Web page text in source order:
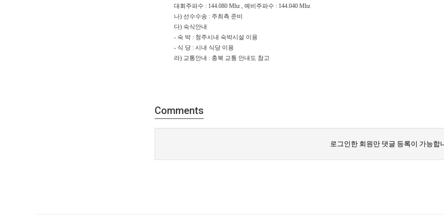
대회주파수 : 144.080 Mhz , 예비주파수 : 144.040 Mhz
나) 선수수송 : 주최측 준비
다) 숙식안내
- 숙 박 : 청주시내 숙박시설 이용
- 식 당 : 시내 식당 이용
라) 교통안내 : 충북 교통 안내도 참고
Comments
로그인한 회원만 댓글 등록이 가능합